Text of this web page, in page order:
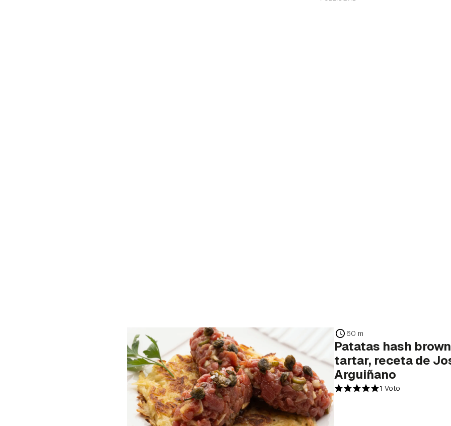
60 m
Patatas hash
tartar, receta de
Arguiñano
1 Voto